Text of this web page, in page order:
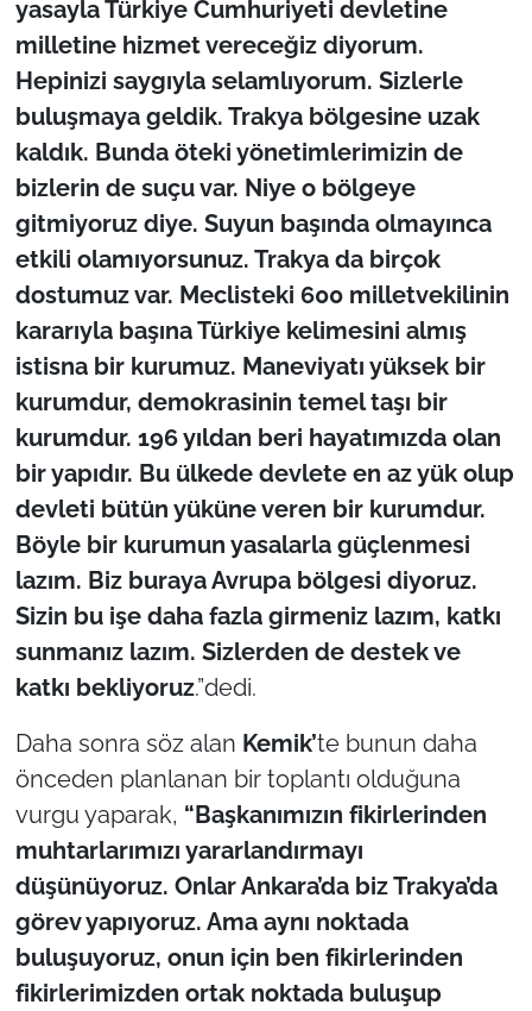
yasayla Türkiye Cumhuriyeti devletine
milletine hizmet vereceğiz diyorum.
Hepinizi saygıyla selamlıyorum. Sizlerle
buluşmaya geldik. Trakya bölgesine uzak
kaldık. Bunda öteki yönetimlerimizin de
bizlerin de suçu var. Niye o bölgeye
gitmiyoruz diye. Suyun başında olmayınca
etkili olamıyorsunuz. Trakya da birçok
dostumuz var. Meclisteki 600 milletvekilinin
kararıyla başına Türkiye kelimesini almış
istisna bir kurumuz. Maneviyatı yüksek bir
kurumdur, demokrasinin temel taşı bir
kurumdur. 196 yıldan beri hayatımızda olan
bir yapıdır. Bu ülkede devlete en az yük olup
devleti bütün yüküne veren bir kurumdur.
Böyle bir kurumun yasalarla güçlenmesi
lazım. Biz buraya Avrupa bölgesi diyoruz.
Sizin bu işe daha fazla girmeniz lazım, katkı
sunmanız lazım. Sizlerden de destek ve
katkı bekliyoruz.”dedi.
Daha sonra söz alan Kemik’te bunun daha
önceden planlanan bir toplantı olduğuna
vurgu yaparak, “Başkanımızın fikirlerinden
muhtarlarımızı yararlandırmayı
düşünüyoruz. Onlar Ankara’da biz Trakya’da
görev yapıyoruz. Ama aynı noktada
buluşuyoruz, onun için ben fikirlerinden
fikirlerimizden ortak noktada buluşup